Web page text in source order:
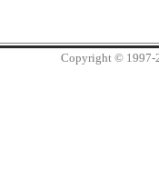
Copyright © 1997-